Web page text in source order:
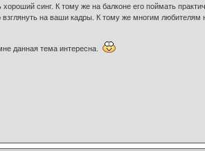
синг. К тому же на балконе его поймать
на ваши кадры. К тому же многим
данная тема интересна.